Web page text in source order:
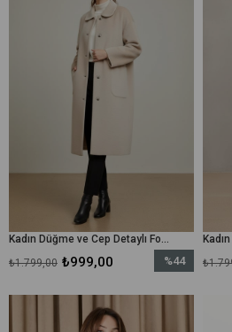
₺999,00
₺1.799,00
%44